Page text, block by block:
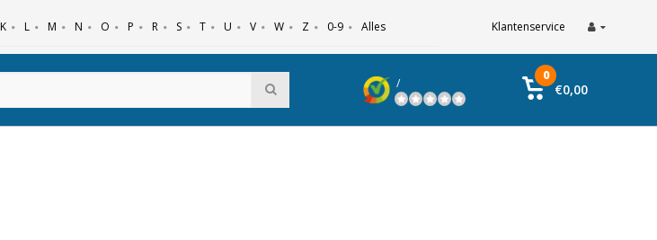
K L M N O P R S T U V W Z 0-9 Alles Klantenservice
/
0
€0,00